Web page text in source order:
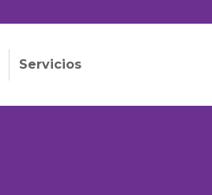
Servicios